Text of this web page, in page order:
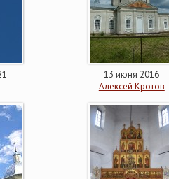
13 июня 2016
Алексей Кротов